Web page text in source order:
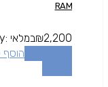
RAM
₪2,200
במלאי
הוסף